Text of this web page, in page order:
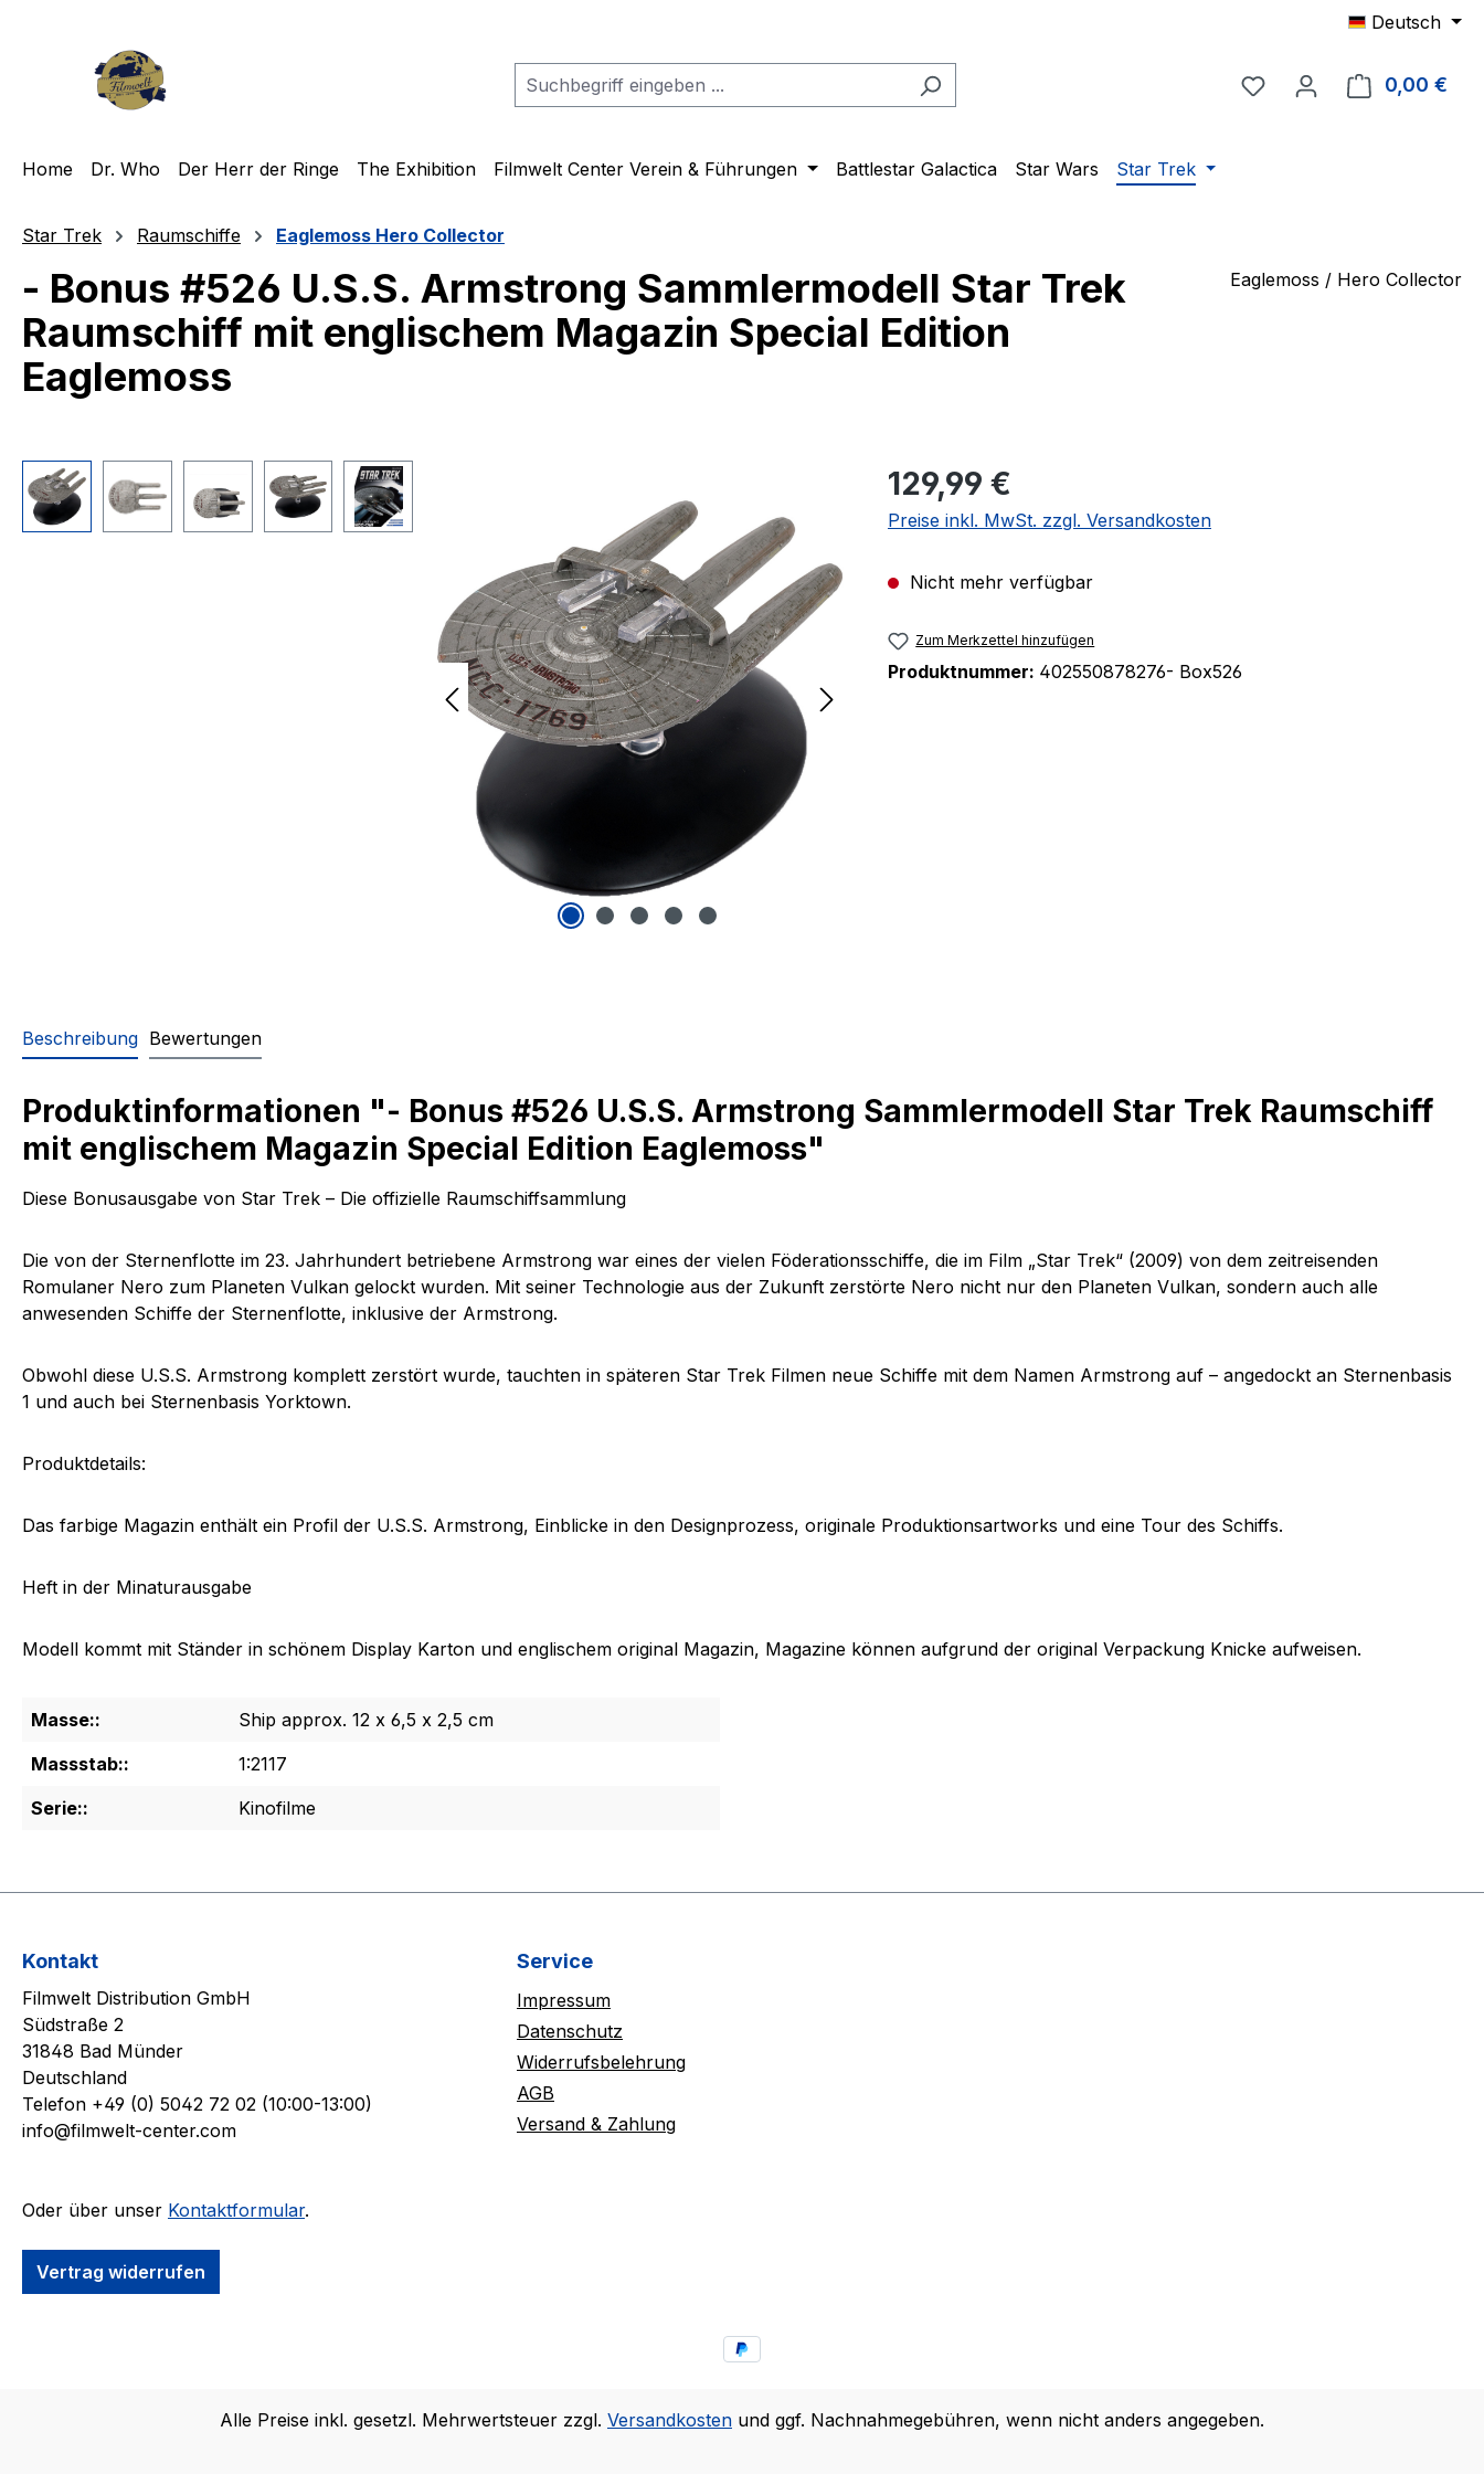
Deutsch
Du hast 0 Produkte auf
0,00 €
Home Dr. Who Der Herr der Ringe The Exhibition Filmwelt Center Verein & Führungen Battlestar Galactica Star Wars Star Trek
Star Trek Raumschiffe Eaglemoss Hero Collector
- Bonus #526 U.S.S. Armstrong Sammlermodell Star Trek
Raumschiff mit englischem Magazin Special Edition
Eaglemoss
Eaglemoss / Hero Collector
Regulärer Preis:
129,99 €
Preise inkl. MwSt. zzgl. Versandkosten
Nicht mehr verfügbar
Zum Merkzettel hinzufügen
Produktnummer: 402550878276- Box526
Beschreibung Bewertungen
Produktinformationen "- Bonus #526 U.S.S. Armstrong Sammlermodell Star Trek Raumschiff
mit englischem Magazin Special Edition Eaglemoss"
Diese Bonusausgabe von Star Trek – Die offizielle Raumschiffsammlung
Die von der Sternenflotte im 23. Jahrhundert betriebene Armstrong war eines der vielen Föderationsschiffe, die im Film „Star Trek“ (2009) von dem zeitreisenden
Romulaner Nero zum Planeten Vulkan gelockt wurden. Mit seiner Technologie aus der Zukunft zerstörte Nero nicht nur den Planeten Vulkan, sondern auch alle
anwesenden Schiffe der Sternenflotte, inklusive der Armstrong.
Obwohl diese U.S.S. Armstrong komplett zerstört wurde, tauchten in späteren Star Trek Filmen neue Schiffe mit dem Namen Armstrong auf – angedockt an Sternenbasis
1 und auch bei Sternenbasis Yorktown.
Produktdetails:
Das farbige Magazin enthält ein Profil der U.S.S. Armstrong, Einblicke in den Designprozess, originale Produktionsartworks und eine Tour des Schiffs.
Heft in der Minaturausgabe
Modell kommt mit Ständer in schönem Display Karton und englischem original Magazin, Magazine können aufgrund der original Verpackung Knicke aufweisen.
Masse::
Ship approx. 12 x 6,5 x 2,5 cm
Massstab::
1:2117
Serie::
Kinofilme
Kontakt
Filmwelt Distribution GmbH
Südstraße 2
31848 Bad Münder
Deutschland
Telefon +49 (0) 5042 72 02 (10:00-13:00)
info@filmwelt-center.com
Oder über unser Kontaktformular.
Vertrag widerrufen
Service
Impressum
Datenschutz
Widerrufsbelehrung
AGB
Versand & Zahlung
Alle Preise inkl. gesetzl. Mehrwertsteuer zzgl. Versandkosten und ggf. Nachnahmegebühren, wenn nicht anders angegeben.